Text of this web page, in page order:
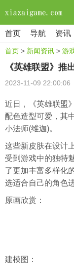
首页 导航 资讯
首页 > 新闻资讯 > 游
《英雄联盟》推
2023-11-09 22:00:06
近日，《英雄联盟
配色造型可爱，其
小法师(维迦)。
这些新皮肤在设计
受到游戏中的独特
了更加丰富多样化
选适合自己的角色
原画欣赏：
建模图：